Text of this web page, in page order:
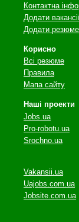
Контактна
Додати
Додати резюме
Корисно
Всі резюме
Правила
Мапа сайту
Наші проекти
Jobs.ua
Pro-robotu.ua
Srochno.ua
Vakansii.ua
Uajobs.com.ua
Jobsite.com.ua